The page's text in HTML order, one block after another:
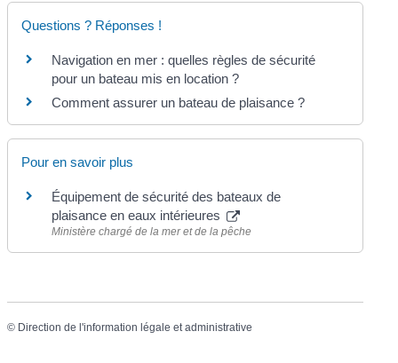
Questions ? Réponses !
Navigation en mer : quelles règles de sécurité
pour un bateau mis en location ?
Comment assurer un bateau de plaisance ?
Pour en savoir plus
Équipement de sécurité des bateaux de
plaisance en eaux intérieures
Ministère chargé de la mer et de la pêche
© Direction de l'information légale et administrative